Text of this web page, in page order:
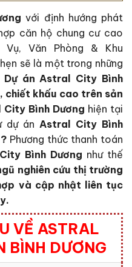
với định hướng phát
căn hộ chung cư cao
Văn Phòng & Khu
sẽ là một trong những
Dự án Astral City Bình
chiết khấu cao trên sản
Bình Dương hiện tại
dự án Astral City Bình
? Phương thức thanh toán
Bình Dương như thế
nghiên cứu thị trường
và cập nhật liên tục
VỀ ASTRAL
BÌNH DƯƠNG